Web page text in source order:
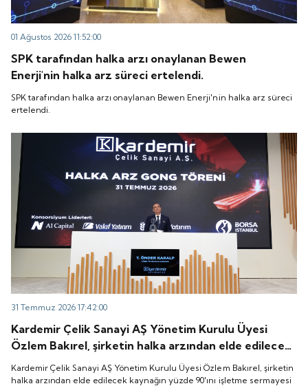
01 Ağustos 2026 11:52:00
SPK tarafından halka arzı onaylanan Bewen
Enerji'nin halka arz süreci ertelendi.
SPK tarafından halka arzı onaylanan Bewen Enerji'nin halka arz süreci
ertelendi.
31 Temmuz 2026 17:42:00
Kardemir Çelik Sanayi AŞ Yönetim Kurulu Üyesi
Özlem Bakırel, şirketin halka arzından elde edilecek
kaynağın yüzde 90'ını işletme sermayesi ile ham
madde tedarikinin finansmanında kullanacaklarını
Kardemir Çelik Sanayi AŞ Yönetim Kurulu Üyesi Özlem Bakırel, şirketin
halka arzından elde edilecek kaynağın yüzde 90'ını işletme sermayesi